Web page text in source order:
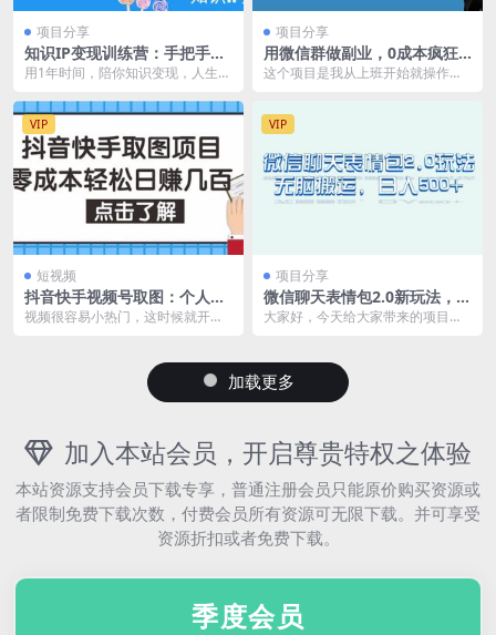
项目分享
知识IP变现训练营：手把手带
你如何做知识IP赚钱，助你逆
用1年时间，陪你知识变现，人生逆
心逻辑 ·...
项目分享
用微信群做副业，0成本疯狂
裂变，当天见收益 一部手机实
这个项目是我从上班开始就操作的
VIP
短视频
抖音快手视频号取图：个人工
作室可批量操作【保姆级教
视频很容易小热门，这时候就开始
VIP
项目分享
微信聊天表情包2.0新玩法，适
合小白 无脑搬运。仅凭一部手
大家好，今天给大家带来的项目是
加载更多
加入本站会员，开启尊贵特权之体验
本站资源支持会员下载专享，普通注册会员只能原价购买资源或
者限制免费下载次数，付费会员所有资源可无限下载。并可享受
资源折扣或者免费下载。
季度会员